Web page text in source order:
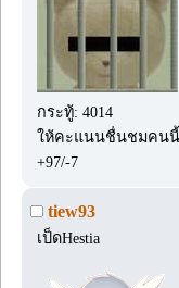
กระทู้: 4014
ให้คะแนนชื่นชมคน
+97/-7
tiew93
เป็ดHestia